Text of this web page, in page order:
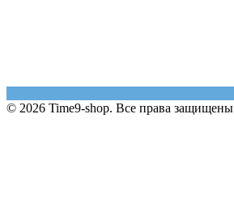
© 2026 Time9-shop. Все права защищены